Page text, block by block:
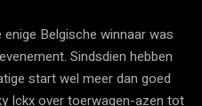
Belgische winnaar was
Sindsdien hebben
start wel meer dan goed
Ickx over toerwagen-azen tot